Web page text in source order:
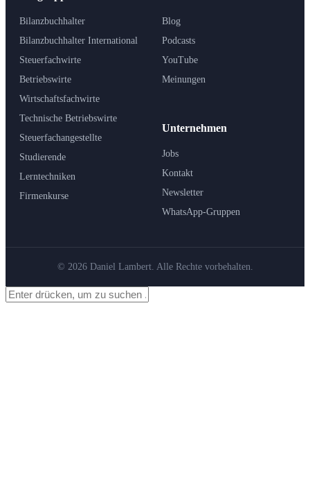
Bilanzbuchhalter
Bilanzbuchhalter International
Steuerfachwirte
Betriebswirte
Wirtschaftsfachwirte
Technische Betriebswirte
Steuerfachangestellte
Studierende
Lerntechniken
Firmenkurse
Blog
Podcasts
YouTube
Meinungen
Unternehmen
Jobs
Kontakt
Newsletter
WhatsApp-Gruppen
© 2026 Daniel Lambert. Alle Rechte vorbehalten.